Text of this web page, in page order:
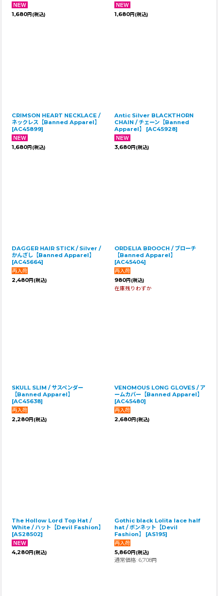
1,680円 (税込) 1,680円 (税込)
CRIMSON HEART NECKLACE /
ネックレス【Banned Apparel】
[AC45899]
1,680円 (税込)
Antic Silver BLACKTHORN
CHAIN / チェーン【Banned
Apparel】
[AC45928]
3,680円 (税込)
DAGGER HAIR STICK / Silver /
かんざし【Banned Apparel】
[AC45664]
2,480円 (税込)
ORDELIA BROOCH / ブローチ
【Banned Apparel】
[AC45404]
980円 (税込)
在庫残りわずか
SKULL SLIM / サスペンダー
【Banned Apparel】
[AC45638]
2,280円 (税込)
VENOMOUS LONG GLOVES / ア
ームカバー【Banned Apparel】
[AC45480]
2,680円 (税込)
The Hollow Lord Top Hat /
White / ハット【Devil Fashion】
[AS28502]
4,280円 (税込)
Gothic black Lolita lace half
hat / ボンネット【Devil
Fashion】
[AS195]
5,860円 (税込)
通常価格: 6,708円